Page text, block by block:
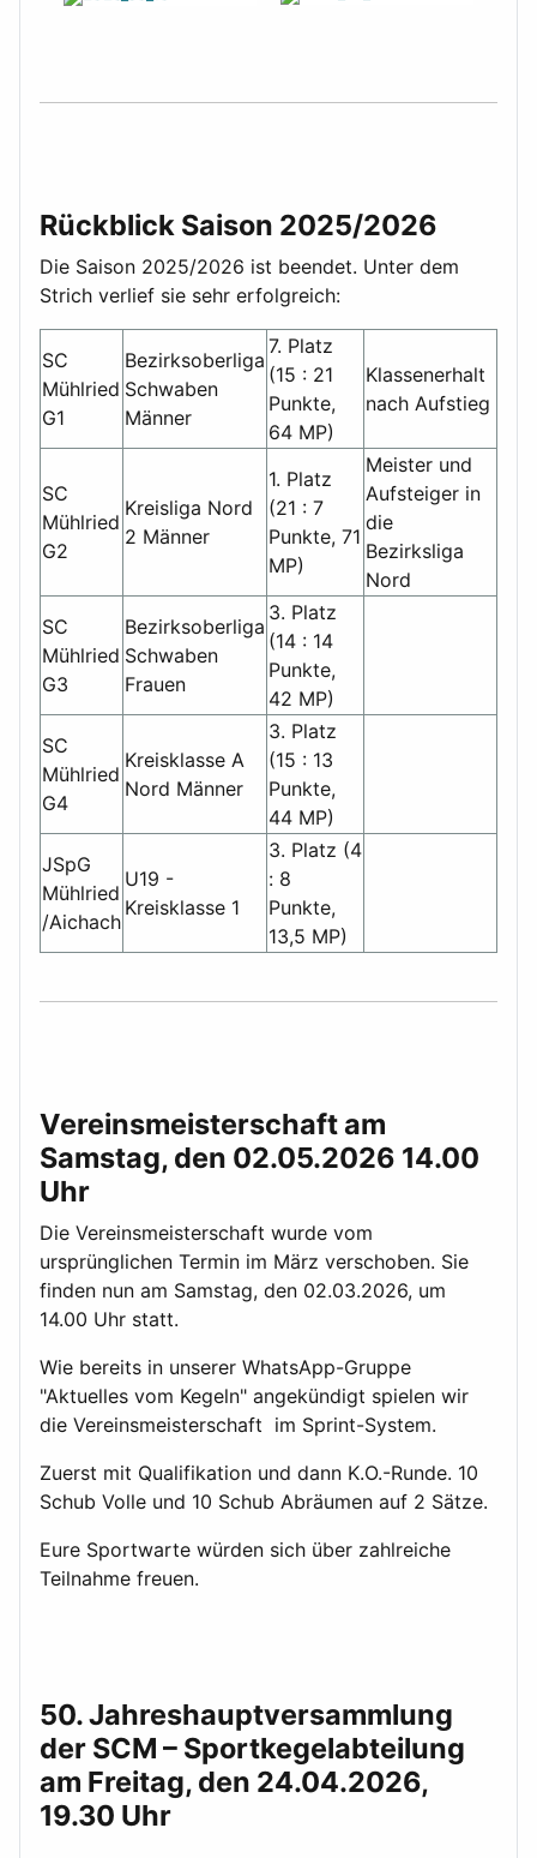
Rückblick Saison 2025/2026
Die Saison 2025/2026 ist beendet. Unter dem
Strich verlief sie sehr erfolgreich:
SC
Mühlried
G1
Bezirksoberliga
Schwaben
Männer
7. Platz
(15 : 21
Punkte,
64 MP)
Klassenerhalt
nach Aufstieg
SC
Mühlried
G2
Kreisliga Nord
2 Männer
1. Platz
(21 : 7
Punkte, 71
MP)
Meister und
Aufsteiger in
die
Bezirksliga
Nord
SC
Mühlried
G3
Bezirksoberliga
Schwaben
Frauen
3. Platz
(14 : 14
Punkte,
42 MP)
SC
Mühlried
G4
Kreisklasse A
Nord Männer
3. Platz
(15 : 13
Punkte,
44 MP)
JSpG
Mühlried
/Aichach
U19 -
Kreisklasse 1
3. Platz (4
: 8
Punkte,
13,5 MP)
Vereinsmeisterschaft am
Samstag, den 02.05.2026 14.00
Uhr
Die Vereinsmeisterschaft wurde vom
ursprünglichen Termin im März verschoben. Sie
finden nun am Samstag, den 02.03.2026, um
14.00 Uhr statt.
Wie bereits in unserer WhatsApp-Gruppe
"Aktuelles vom Kegeln" angekündigt spielen wir
die Vereinsmeisterschaft im Sprint-System.
Zuerst mit Qualifikation und dann K.O.-Runde. 10
Schub Volle und 10 Schub Abräumen auf 2 Sätze.
Eure Sportwarte würden sich über zahlreiche
Teilnahme freuen.
50. Jahreshauptversammlung
der SCM – Sportkegelabteilung
am Freitag, den 24.04.2026,
19.30 Uhr